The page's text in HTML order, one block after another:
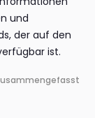
und
der auf den
ist.